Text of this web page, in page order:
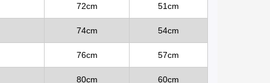
72cm 51cm
74cm 54cm
76cm 57cm
80cm 60cm